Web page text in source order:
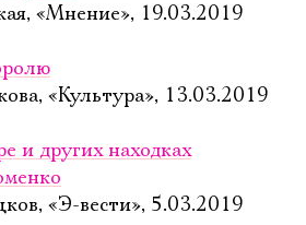
«Мнение», 19.03.2019
«Культура», 13.03.2019
и других находках
«Э-вести», 5.03.2019